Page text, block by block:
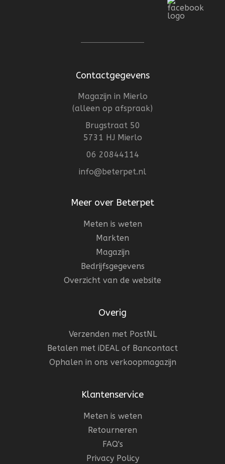
Contactgegevens
Magazijn in Mierlo
(alleen op afspraak)
Brugstraat 50
5731 HJ Mierlo
06 20844114
info@beterpet.nl
Meer over Beterpet
Meten is weten
Markten
Magazijn
Bedrijfsgegevens
Overzicht van de website
Overig
Verzenden met PostNL
Betalen met iDEAL of Bancontact
Ophalen in ons verkoopmagazijn
Klantenservice
Meten is weten
Retourneren
FAQ's
Privacy Policy